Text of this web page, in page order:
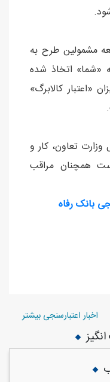
مشمولین طرح به
و برنامه «شما» اتخاذ شده
کالابرگ»
وزارت تعاون، کار و
همچنان مراقب
بانک رفاه
اخبار اعتبارسنجی بیشتر